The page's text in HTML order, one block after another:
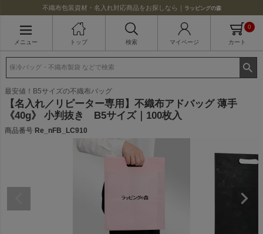
不織布包装資材・名入れ対応商品をお探しなら｜ ラッピングの森
メニュー トップ 検索 マイページ カート
0
最安値！B5サイズの不織布バッグ
【名入れ／リピーター専用】不織布アドバッグ 薄手
《40g》 小判抜き B5サイズ｜100枚入
商品番号 Re_nFB_LC910